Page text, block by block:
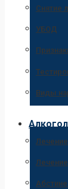
Снятие
УБОД
Виды